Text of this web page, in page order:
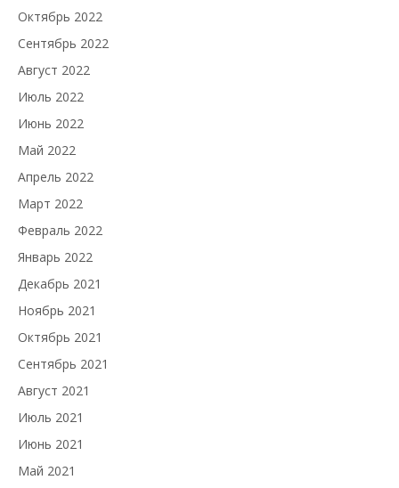
Октябрь 2022
Сентябрь 2022
Август 2022
Июль 2022
Июнь 2022
Май 2022
Апрель 2022
Март 2022
Февраль 2022
Январь 2022
Декабрь 2021
Ноябрь 2021
Октябрь 2021
Сентябрь 2021
Август 2021
Июль 2021
Июнь 2021
Май 2021